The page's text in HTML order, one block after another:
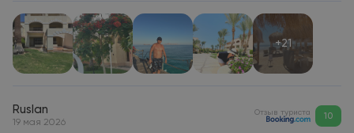
+21
Ruslan
19 мая 2026
Отзыв туриста 10